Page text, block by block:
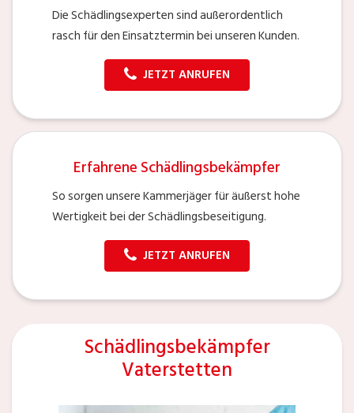
Die Schädlingsexperten sind außerordentlich
rasch für den Einsatztermin bei unseren Kunden.
JETZT ANRUFEN
Erfahrene Schädlingsbekämpfer
So sorgen unsere Kammerjäger für äußerst hohe
Wertigkeit bei der Schädlingsbeseitigung.
JETZT ANRUFEN
Schädlingsbekämpfer
Vaterstetten